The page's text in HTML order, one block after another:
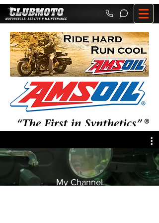
My Channel
ราคาและโปรโมชั่นอาจมีการเปลี่ยนแปลงโดยไม่แจ้งให้ทราบล่วงหน้า โปรดเช็คราคา
สินค้า ก่อนสั่งซื้ออีกครั้ง กับทางร้าน
Privacy policy © Copyright 2015 clubmotothailand.com All Rights Reserved.